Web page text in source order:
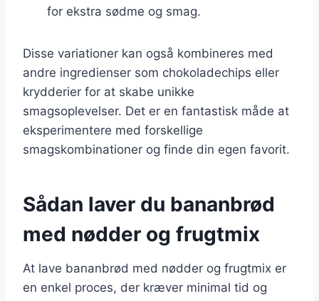
for ekstra sødme og smag.
Disse variationer kan også kombineres med
andre ingredienser som chokoladechips eller
krydderier for at skabe unikke
smagsoplevelser. Det er en fantastisk måde at
eksperimentere med forskellige
smagskombinationer og finde din egen favorit.
Sådan laver du bananbrød
med nødder og frugtmix
At lave bananbrød med nødder og frugtmix er
en enkel proces, der kræver minimal tid og